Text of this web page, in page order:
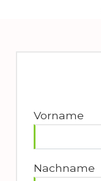
Vorname
Nachname